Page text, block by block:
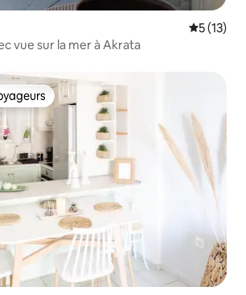
Note
5 (13)
vue sur la mer à Akrata